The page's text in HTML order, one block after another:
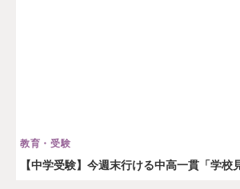
【中学受験】今週末行ける中高一貫「学
教育・受験